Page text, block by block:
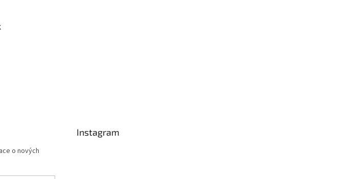
o nových
Instagram